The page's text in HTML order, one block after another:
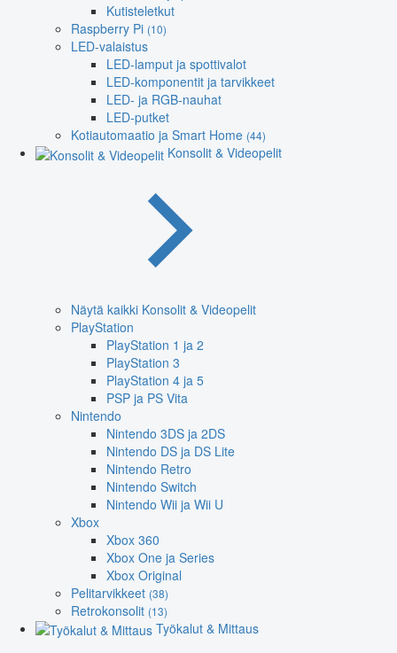
Kutisteletkut
Raspberry Pi (10)
LED-valaistus
LED-lamput ja spottivalot
LED-komponentit ja tarvikkeet
LED- ja RGB-nauhat
LED-putket
Kotiautomaatio ja Smart Home (44)
Konsolit & Videopelit
Näytä kaikki Konsolit & Videopelit
PlayStation
PlayStation 1 ja 2
PlayStation 3
PlayStation 4 ja 5
PSP ja PS Vita
Nintendo
Nintendo 3DS ja 2DS
Nintendo DS ja DS Lite
Nintendo Retro
Nintendo Switch
Nintendo Wii ja Wii U
Xbox
Xbox 360
Xbox One ja Series
Xbox Original
Pelitarvikkeet (38)
Retrokonsolit (13)
Työkalut & Mittaus